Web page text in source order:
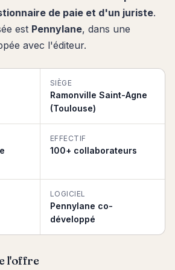
de paie et d'un juriste.
est Pennylane, dans une
avec l'éditeur.
SIÈGE
Ramonville Saint-Agne
(Toulouse)
EFFECTIF
100+ collaborateurs
LOGICIEL
Pennylane co-
développé
l'offre